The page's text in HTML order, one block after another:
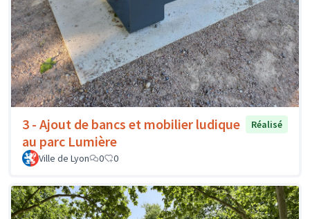
3 - Ajout de bancs et mobilier ludique
au parc Lumière
Réalisé
Ville de Lyon 0 0